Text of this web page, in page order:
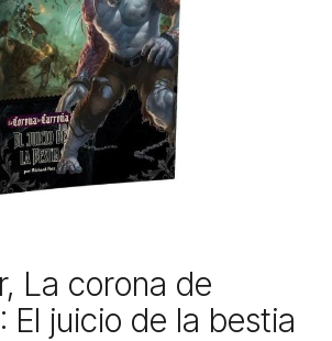
La corona de
El juicio de la bestia